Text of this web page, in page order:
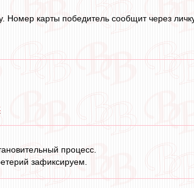
карты победитель сообщит через
процесс.
зафиксируем.